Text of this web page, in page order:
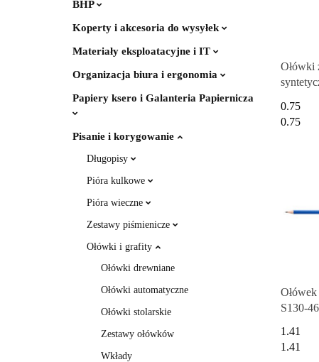
BHP
Koperty i akcesoria do wysyłek
Materiały eksploatacyjne i IT
Organizacja biura i ergonomia
Papiery ksero i Galanteria Papiernicza
Pisanie i korygowanie
Długopisy
Pióra kulkowe
Pióra wieczne
Zestawy piśmienicze
Ołówki i grafity
Ołówki drewniane
Ołówki automatyczne
Ołówki stolarskie
Zestawy ołówków
Wkłady
Ołówki
zielony
0.75
0.75
S130-
1.41
1.41